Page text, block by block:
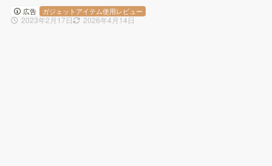
広告
2023年2月17日 2026年4月14日
ガジェットアイテム使用レビュー